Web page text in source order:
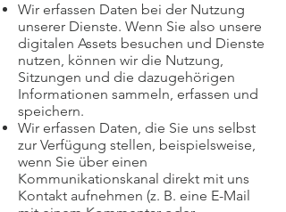
Wir erfassen Daten bei der Nutzung
unserer Dienste. Wenn Sie also unsere
digitalen Assets besuchen und Dienste
nutzen, können wir die Nutzung,
Sitzungen und die dazugehörigen
Informationen sammeln, erfassen und
speichern.
Wir erfassen Daten, die Sie uns selbst
zur Verfügung stellen, beispielsweise,
wenn Sie über einen
Kommunikationskanal direkt mit uns
Kontakt aufnehmen (z. B. eine E-Mail